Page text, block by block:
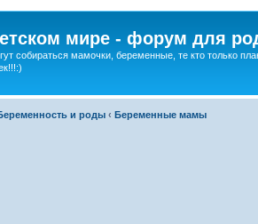
мире - форум для
собираться мамочки, беременные, те кто только
и роды ‹ Беременные мамы